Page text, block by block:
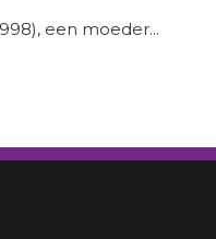
een moeder...